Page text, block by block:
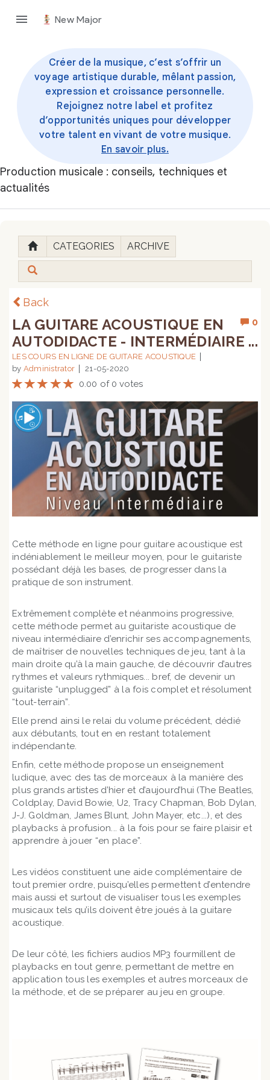
New Major
Créer de la musique, c’est s’offrir un
voyage artistique durable, mêlant passion,
expression et croissance personnelle.
Rejoignez notre label et profitez
d’opportunités uniques pour développer
votre talent en vivant de votre musique.
En savoir plus.
Production musicale : conseils, techniques et
actualités
CATEGORIES ARCHIVE
Back
0
LA GUITARE ACOUSTIQUE EN
AUTODIDACTE - INTERMÉDIAIRE ...
LES COURS EN LIGNE DE GUITARE ACOUSTIQUE
by Administrator 21-05-2020
0.00 of 0 votes
Cette méthode en ligne pour guitare acoustique est
indéniablement le meilleur moyen, pour le guitariste
possédant déjà les bases, de progresser dans la
pratique de son instrument.
Extrêmement complète et néanmoins progressive,
cette méthode permet au guitariste acoustique de
niveau intermédiaire d’enrichir ses accompagnements,
de maîtriser de nouvelles techniques de jeu, tant à la
main droite qu’à la main gauche, de découvrir d’autres
rythmes et valeurs rythmiques... bref, de devenir un
guitariste “unplugged” à la fois complet et résolument
“tout-terrain”.
Elle prend ainsi le relai du volume précédent, dédié
aux débutants, tout en en restant totalement
indépendante.
Enfin, cette méthode propose un enseignement
ludique, avec des tas de morceaux à la manière des
plus grands artistes d’hier et d’aujourd’hui (The Beatles,
Coldplay, David Bowie, U2, Tracy Chapman, Bob Dylan,
J-J. Goldman, James Blunt, John Mayer, etc...), et des
playbacks à profusion... à la fois pour se faire plaisir et
apprendre à jouer “en place”.
Les vidéos constituent une aide complémentaire de
tout premier ordre, puisqu’elles permettent d’entendre
mais aussi et surtout de visualiser tous les exemples
musicaux tels qu’ils doivent être joués à la guitare
acoustique.
De leur côté, les fichiers audios MP3 fourmillent de
playbacks en tout genre, permettant de mettre en
application tous les exemples et autres morceaux de
la méthode, et de se préparer au jeu en groupe.